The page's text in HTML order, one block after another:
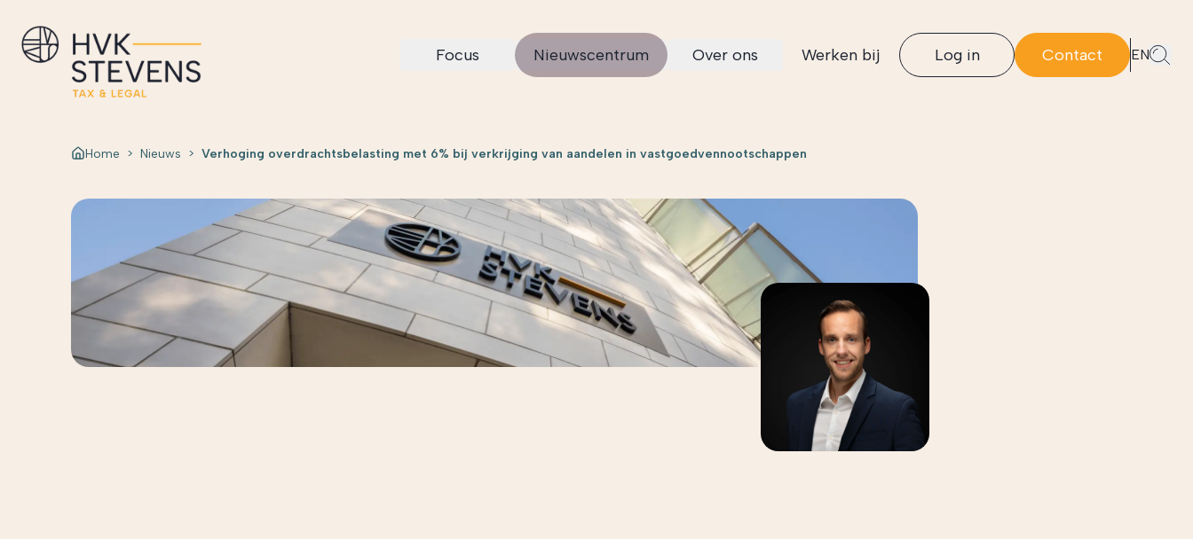
Focus Nieuwscentrum Over ons Werken bij Log in Contact EN
Home > Nieuws > Verhoging overdrachtsbelasting met 6% bij verkrijging van aandelen in vastgoedvennootschappen